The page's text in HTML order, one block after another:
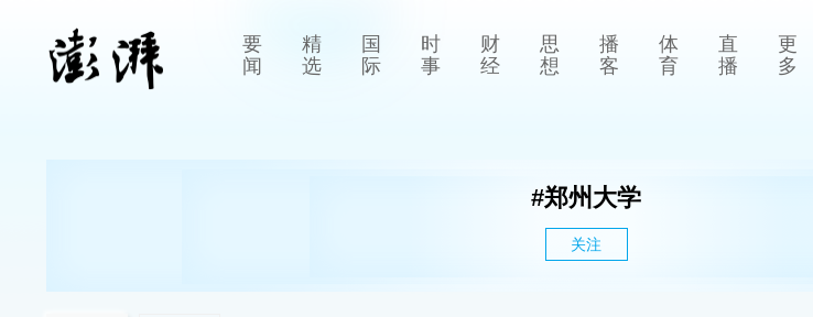
要
闻
精
选
国
际
时
事
财
经
思
想
播
客
体
育
直
播
更
多
#郑州大学
关注